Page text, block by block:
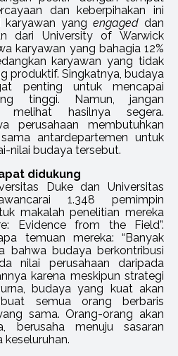
dan keberpihakan ini
karyawan yangengaged dan
dari University of Warwick
karyawan yang bahagia 12%
karyawan yang tidak
produktif. Singkatnya, budaya
penting untuk mencapai
tinggi. Namun, jangan
melihat hasilnya segera.
perusahaan membutuhkan
antardepartemen untuk
nilai budaya tersebut.
didukung
Duke dan Universitas
1.348 pemimpin
makalah penelitian mereka
Evidence from the Field”.
temuan mereka: “Banyak
bahwa budaya berkontribusi
nilai perusahaan daripada
karena meskipun strategi
budaya yang kuat akan
semua orang berbaris
sama. Orang-orang akan
berusaha menuju sasaran
keseluruhan.